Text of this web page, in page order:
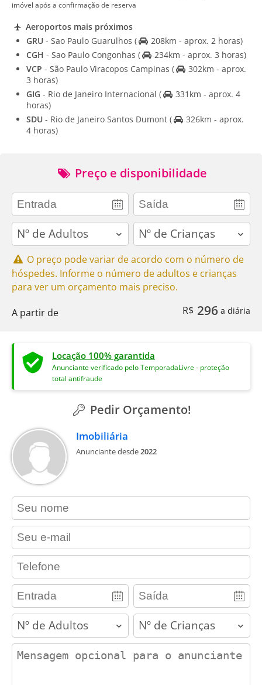
imóvel após a confirmação de reserva
Aeroportos mais próximos
GRU - Sao Paulo Guarulhos (
208km - aprox. 2 horas)
CGH - Sao Paulo Congonhas (
234km - aprox. 3 horas)
VCP - São Paulo Viracopos Campinas (
302km - aprox.
3 horas)
GIG - Rio de Janeiro Internacional (
331km - aprox. 4
horas)
SDU - Rio de Janeiro Santos Dumont (
326km - aprox.
4 horas)
Preço e disponibilidade
adults children
O preço pode variar de acordo com o número de
hóspedes. Informe o número de adultos e crianças
para ver um orçamento mais preciso.
A partir de
R$ 296 a diária
Locação 100% garantida
Anunciante verificado pelo TemporadaLivre - proteção
total antifraude
Pedir Orçamento!
Imobiliária
Anunciante desde2022
contact_name
contact_email
contact_phone
adults children
contact_message